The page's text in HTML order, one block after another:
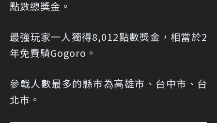
點數總獎金。
最強玩家一人獨得8,012點數獎金，相當於2
年免費騎Gogoro。
參戰人數最多的縣市為高雄市、台中市、台
北市。